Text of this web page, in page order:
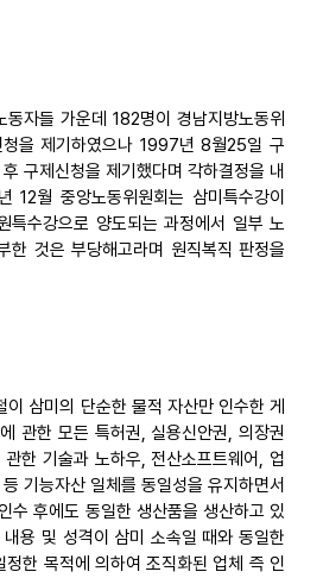
자들 가운데 182명이 경남지방노동위
을 제기하였으나 1997년 8월25일 구
구제신청을 제기했다며 각하결정을 내
12월 중앙노동위원회는 삼미특수강이
특수강으로 양도되는 과정에서 일부 노
한 것은 부당해고라며 원직복직 판정을
삼미의 단순한 물적 자산만 인수한 게
관한 모든 특허권, 실용신안권, 의장권
한 기술과 노하우, 전산소프트웨어, 업
기능자산 일체를 동일성을 유지하면서
수 후에도 동일한 생산품을 생산하고 있
용 및 성격이 삼미 소속일 때와 동일한
한 목적에 의하여 조직화된 업체 즉 인